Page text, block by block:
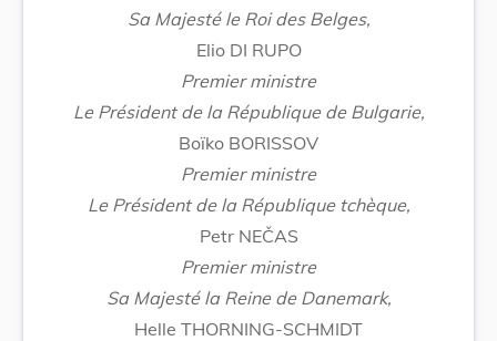
Sa Majesté le Roi des Belges,
Elio DI RUPO
Premier ministre
Le Président de la République de Bulgarie,
Boïko BORISSOV
Premier ministre
Le Président de la République tchèque,
Petr NEČAS
Premier ministre
Sa Majesté la Reine de Danemark,
Helle THORNING-SCHMIDT